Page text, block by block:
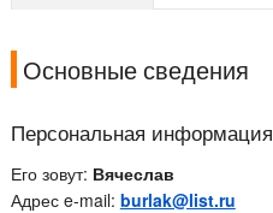
Основные сведения
Персональная информация
Его зовут: Вячеслав
Адрес e-mail: burlak@list.ru